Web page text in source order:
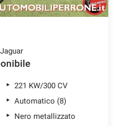
221 KW/300 CV
Automatico (8)
Nero metallizzato